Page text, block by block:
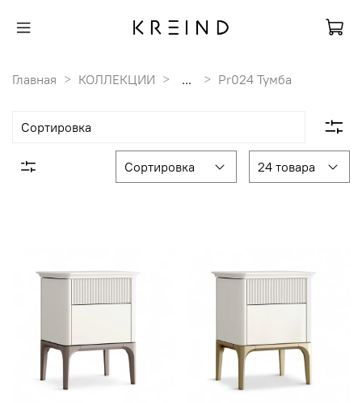
Главная КОЛЛЕКЦИИ ... Pr024 Тумба